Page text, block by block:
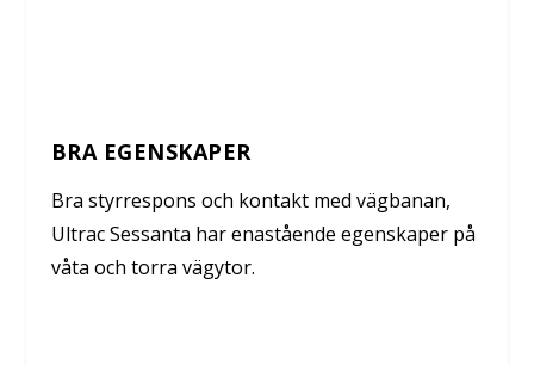
BRA EGENSKAPER
Bra styrrespons och kontakt med vägbanan,
Ultrac Sessanta har enastående egenskaper på
våta och torra vägytor.